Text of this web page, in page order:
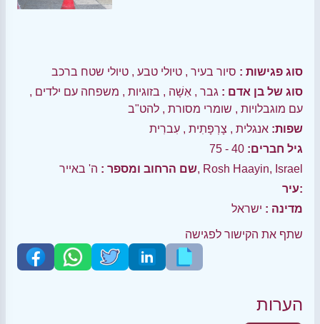
סוג פגישות : סיור בעיר , טיולי טבע , טיולי שטח ברכב
סוג של בן אדם : גבר , אִשָׁה , בזוגיות , משפחה עם ילדים ,
עם מוגבלויות , שומרי מסורת , להט"ב
שפות: אנגלית , צָרְפָתִית , עִברִית
גיל חברים: 40 - 75
שם הרחוב ומספר :ה' באייר, Rosh Haayin, Israel
עיר:
מדינה : ישראל
שתף את הקישור לפגישה
הערות